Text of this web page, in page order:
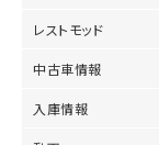
レストモッド
中古車情報
入庫情報